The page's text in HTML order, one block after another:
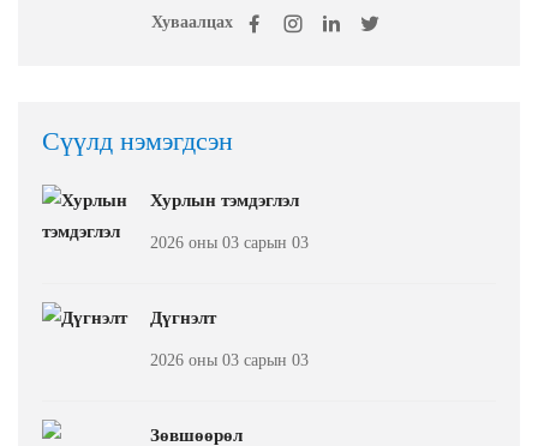
Хуваалцах
Сүүлд нэмэгдсэн
Хурлын тэмдэглэл
2026 оны 03 сарын 03
Дүгнэлт
2026 оны 03 сарын 03
Зөвшөөрөл